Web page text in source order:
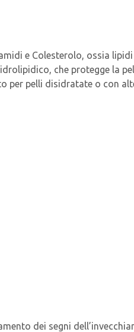
e Colesterolo, ossia
che protegge la
per pelli disidratate o con
dei segni